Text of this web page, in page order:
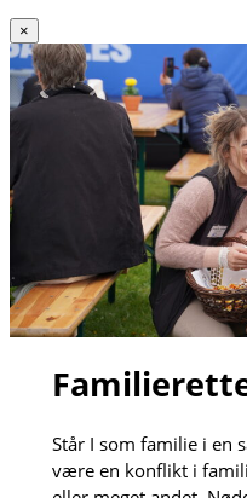
×
Står I som familie i en
være en konflikt i